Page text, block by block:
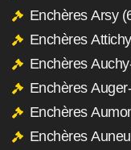
Enchères Arsy
Enchères
Enchères
Enchères
Enchères
Enchères